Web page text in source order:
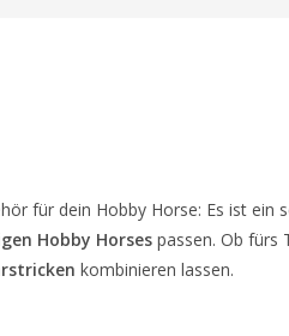
für dein Hobby Horse: Es ist ein
Hobby Horses passen. Ob fürs
kombinieren lassen.